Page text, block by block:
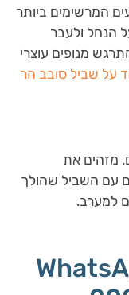
המרשימים ביותר
הנחל ולעבר
מנופים עוצרי
על שביל סובב הר
מזהים את
עם השביל שהולך
למערב.